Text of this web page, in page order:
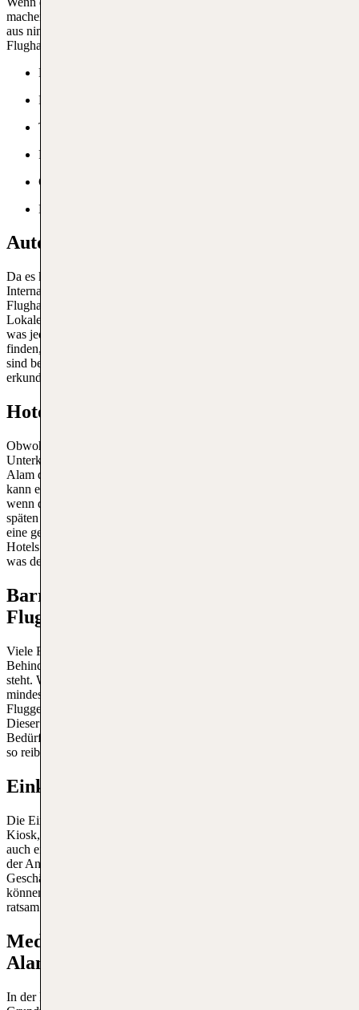
machen, kannst du im nahe gelegenen Port Ghalib parken. Von hier
aus nimmst du am besten einen im Voraus gebuchten Transfer zum
Flughafen per Taxi.
Barrierefreies Parken
Parkfläche
Terminal Parking
Frauenparkplätze
Online-Buchung
Business Parking
Autovermietung Marsa Alam Airport
Da es keine öffentlichen Verkehrsmittel zum Flughafen Marsa Alam
International gibt, ist es sehr empfehlenswert, ein Auto zu mieten. Im
Flughafenterminal gibt es nur sehr wenige Autovermietungsschalter.
Lokale Autovermietungen können auch am Eingang verfügbar sein,
was jedoch nicht garantiert werden kann. Mit TUI du ein Auto
finden, das für dich und dein Budget geeignet ist. Autovermietungen
sind besonders vorteilhaft für Reisende, die die Umgebung bequem
erkunden möchten.
Hotels Flughafen Marsa Alam
Obwohl es keine Hotels direkt vor Ort gibt, gibt es einige
Unterkünfte in der Nähe von Port Ghalib. Die Fahrt von Marsa
Alam dauert mit dem Auto und dem Taxi etwa eine Stunde, daher
kann es ratsam sein, ein Hotel in der Nähe zu buchen, insbesondere
wenn du einen frühen Flug hast. Für diejenigen, die mit einem
späten
eine geeignete Option sein, bevor du deine Reise fortsetzt. Die
Hotels bieten oft einen Shuttle-Service zum und vom Flughafen an,
was den Reisenden zusätzlichen Komfort bietet.
Barrierefreies Reisen am Marsa Alam
Flughafen
Viele Flughäfen bieten einen Assistenzdienst für Menschen mit
Behinderungen an, auch wenn dieser nicht immer zur Verfügung
steht. Wenn du Hilfe benötigst, ist es empfehlenswert, diese
mindestens 48 Stunden vor der geplanten Abflugzeit bei deiner
Fluggesellschaft oder deinem Reiseveranstalter zu beantragen.
Dieser Service stellt sicher, dass Reisende mit besonderen
Bedürfnissen die notwendige Unterstützung erhalten, um ihre Reise
so reibungslos wie möglich zu gestalten.
Einkaufen am Marsa Alam International
Die Einkaufsmöglichkeiten sind begrenzt. Es gibt einen kleinen
Kiosk, in dem du Snacks und Getränke kaufen kannst, und es gibt
auch eine Eisdiele. Wenn du etwas essen möchtest, ist es ratsam, vor
der Ankunft zu essen oder etwas mitzubringen. Es gibt einige kleine
Geschäfte für Souvenirs und einen Duty-Free-Laden, allerdings
können die Öffnungszeiten vieler Geschäfte variieren, so dass es
ratsam ist, sich im Voraus zu informieren.
Medizinische Einrichtungen am Marsa
Alam Flughafen
In der Regel gibt es an jedem Flughafen eine medizinische